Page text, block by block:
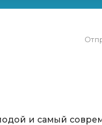
и самый